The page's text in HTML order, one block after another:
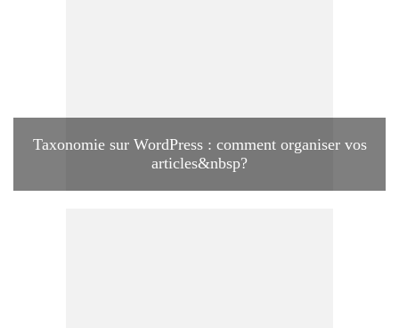
Taxonomie sur WordPress : comment organiser vos
articles&nbsp?